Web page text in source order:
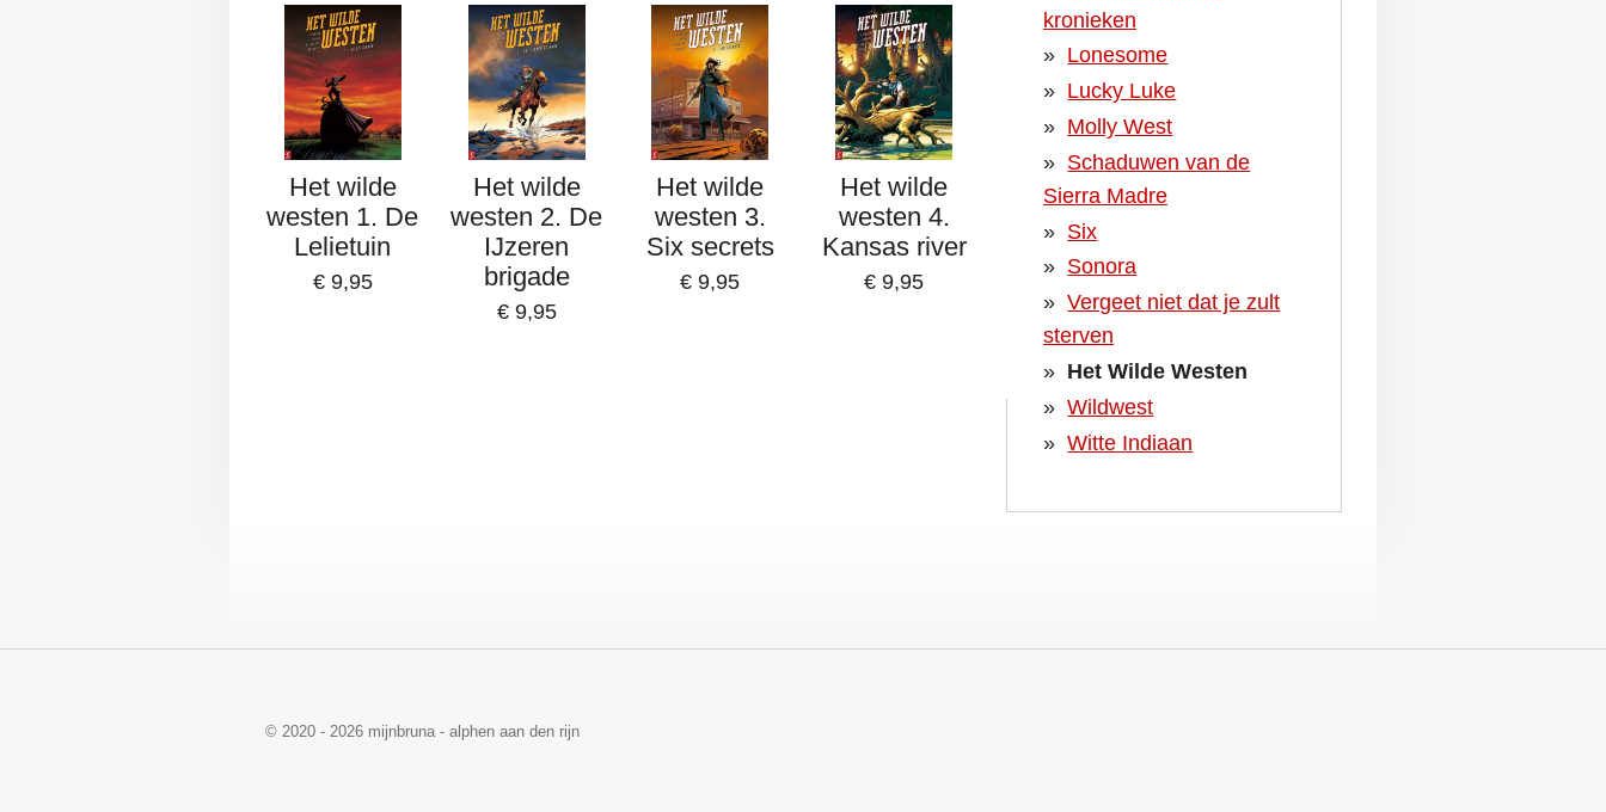
Het wilde
westen 1. De
Lelietuin
€ 9,95
Het wilde
westen 2. De
IJzeren
brigade
€ 9,95
Het wilde
westen 3.
Six secrets
€ 9,95
Het wilde
westen 4.
Kansas river
€ 9,95
kronieken
Lonesome
Lucky Luke
Molly West
Schaduwen van de
Sierra Madre
Six
Sonora
Vergeet niet dat je zult
sterven
Het Wilde Westen
Wildwest
Witte Indiaan
© 2020 - 2026 mijnbruna - alphen aan den rijn